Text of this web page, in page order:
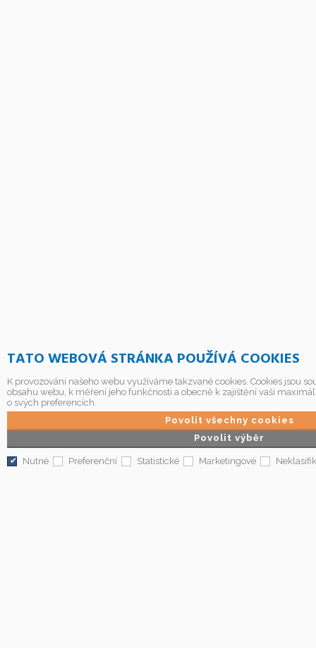
TATO WEBOVÁ STRÁNKA POUŽÍVÁ COOKIES
K provozování našeho webu využíváme takzvané cookies. Cookies jsou
obsahu webu, k měření jeho funkčnosti a obecně k zajištění vaší
o svých preferencích.
Povolit výběr
Povolit všechny cookies
Nutné Preferenční Statistické Marketingové